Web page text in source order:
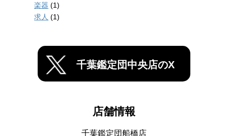
楽器 (1)
求人 (1)
千葉鑑定団中央店のX
店舗情報
千葉鑑定団船橋店